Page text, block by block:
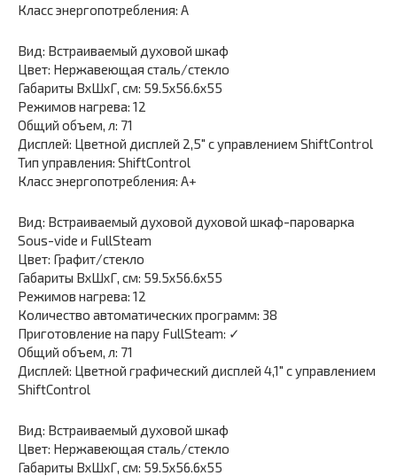
Класс энергопотребления: А
Вид: Встраиваемый духовой шкаф
Цвет: Нержавеющая сталь/стекло
Габариты ВхШхГ, см: 59.5х56.6х55
Режимов нагрева: 12
Общий объем, л: 71
Дисплей: Цветной дисплей 2,5″ с управлением ShiftControl
Тип управления: ShiftControl
Класс энергопотребления: А+
Вид: Встраиваемый духовой духовой шкаф-пароварка
Sous-vide и FullSteam
Цвет: Графит/стекло
Габариты ВхШхГ, см: 59.5х56.6х55
Режимов нагрева: 12
Количество автоматических программ: 38
Приготовление на пару FullSteam: ✓
Общий объем, л: 71
Дисплей: Цветной графический дисплей 4,1″ с управлением
ShiftControl
Вид: Встраиваемый духовой шкаф
Цвет: Нержавеющая сталь/стекло
Габариты ВхШхГ, см: 59.5х56.6х55